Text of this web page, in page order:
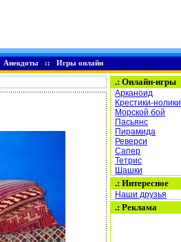
Анекдоты:: Игры онлайн
.: Онлайн-игры
Арканоид
Крестики-нолики
Морской бой
Пасьянс
Пирамида
Реверси
Сапер
Тетрис
Шашки
.: Интересное
Наши друзья
.: Реклама